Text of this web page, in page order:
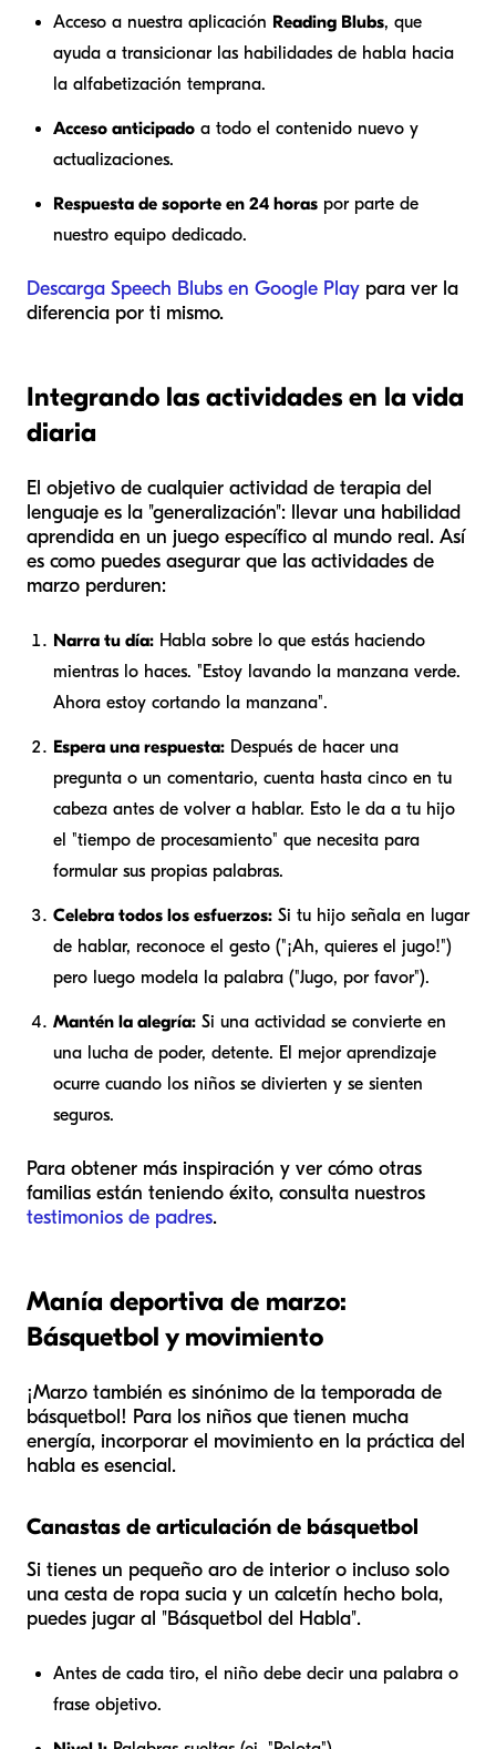
Acceso a nuestra aplicación Reading Blubs, que
ayuda a transicionar las habilidades de habla hacia
la alfabetización temprana.
Acceso anticipado a todo el contenido nuevo y
actualizaciones.
Respuesta de soporte en 24 horas por parte de
nuestro equipo dedicado.
Descarga Speech Blubs en Google Play para ver la
diferencia por ti mismo.
Integrando las actividades en la vida
diaria
El objetivo de cualquier actividad de terapia del
lenguaje es la "generalización": llevar una habilidad
aprendida en un juego específico al mundo real. Así
es como puedes asegurar que las actividades de
marzo perduren:
Narra tu día: Habla sobre lo que estás haciendo
mientras lo haces. "Estoy lavando la manzana verde.
Ahora estoy cortando la manzana".
Espera una respuesta: Después de hacer una
pregunta o un comentario, cuenta hasta cinco en tu
cabeza antes de volver a hablar. Esto le da a tu hijo
el "tiempo de procesamiento" que necesita para
formular sus propias palabras.
Celebra todos los esfuerzos: Si tu hijo señala en lugar
de hablar, reconoce el gesto ("¡Ah, quieres el jugo!")
pero luego modela la palabra ("Jugo, por favor").
Mantén la alegría: Si una actividad se convierte en
una lucha de poder, detente. El mejor aprendizaje
ocurre cuando los niños se divierten y se sienten
seguros.
Para obtener más inspiración y ver cómo otras
familias están teniendo éxito, consulta nuestros
testimonios de padres.
Manía deportiva de marzo:
Básquetbol y movimiento
¡Marzo también es sinónimo de la temporada de
básquetbol! Para los niños que tienen mucha
energía, incorporar el movimiento en la práctica del
habla es esencial.
Canastas de articulación de básquetbol
Si tienes un pequeño aro de interior o incluso solo
una cesta de ropa sucia y un calcetín hecho bola,
puedes jugar al "Básquetbol del Habla".
Antes de cada tiro, el niño debe decir una palabra o
frase objetivo.